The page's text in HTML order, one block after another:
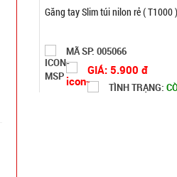
Full Vat )
MÃ SP: 001545
GIÁ: 2.200 đ